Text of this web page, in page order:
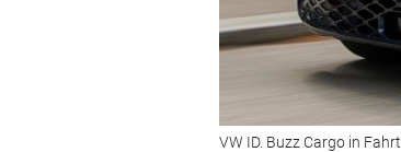
VW ID. Buzz Cargo in Fahrt.